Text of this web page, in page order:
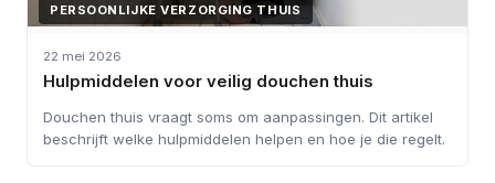
PERSOONLIJKE VERZORGING THUIS
22 mei 2026
Hulpmiddelen voor veilig douchen thuis
Douchen thuis vraagt soms om aanpassingen. Dit artikel
beschrijft welke hulpmiddelen helpen en hoe je die regelt.